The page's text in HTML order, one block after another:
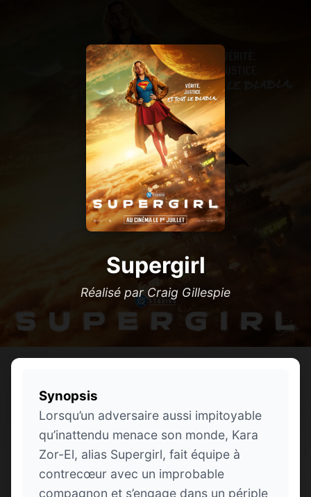
Supergirl
Réalisé par Craig Gillespie
Synopsis
Lorsqu’un adversaire aussi impitoyable
qu’inattendu menace son monde, Kara
Zor-El, alias Supergirl, fait équipe à
contrecœur avec un improbable
compagnon et s’engage dans un périple